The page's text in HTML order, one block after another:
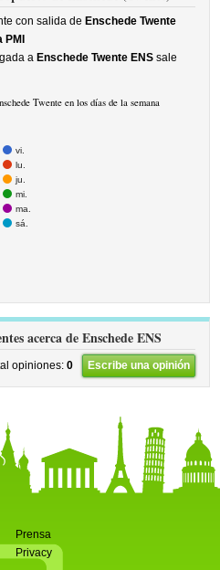
con salida de Enschede Twente
a Enschede Twente ENS sale
Twente en los días de la semana
vi.
lu.
ju.
mi.
ma.
sá.
acerca de Enschede ENS
opiniones: 0 Escribe una opinión
Prensa
Privacy